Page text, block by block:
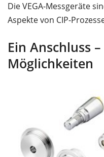
Die VEGA-Messgeräte
Aspekte von CIP-
Ein Anschluss
Möglichkeiten